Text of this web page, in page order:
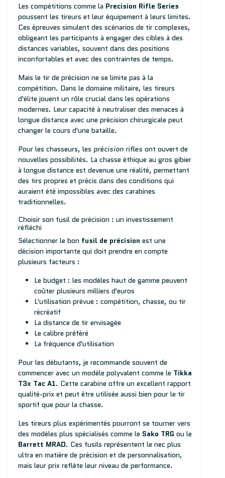
Les compétitions comme la Precision Rifle Series
poussent les tireurs et leur équipement à leurs limites.
Ces épreuves simulent des scénarios de tir complexes,
obligeant les participants à engager des cibles à des
distances variables, souvent dans des positions
inconfortables et avec des contraintes de temps.
Mais le tir de précision ne se limite pas à la
compétition. Dans le domaine militaire, les tireurs
d'élite jouent un rôle crucial dans les opérations
modernes. Leur capacité à neutraliser des menaces à
longue distance avec une précision chirurgicale peut
changer le cours d'une bataille.
Pour les chasseurs, les précision rifles ont ouvert de
nouvelles possibilités. La chasse éthique au gros gibier
à longue distance est devenue une réalité, permettant
des tirs propres et précis dans des conditions qui
auraient été impossibles avec des carabines
traditionnelles.
Choisir son fusil de précision : un investissement
réfléchi
Sélectionner le bon fusil de précision est une
décision importante qui doit prendre en compte
plusieurs facteurs :
Le budget : les modèles haut de gamme peuvent
coûter plusieurs milliers d'euros
L'utilisation prévue : compétition, chasse, ou tir
récréatif
La distance de tir envisagée
Le calibre préféré
La fréquence d'utilisation
Pour les débutants, je recommande souvent de
commencer avec un modèle polyvalent comme le Tikka
T3x Tac A1. Cette carabine offre un excellent rapport
qualité-prix et peut être utilisée aussi bien pour le tir
sportif que pour la chasse.
Les tireurs plus expérimentés pourront se tourner vers
des modèles plus spécialisés comme le Sako TRG ou le
Barrett MRAD. Ces fusils représentent le nec plus
ultra en matière de précision et de personnalisation,
mais leur prix reflète leur niveau de performance.